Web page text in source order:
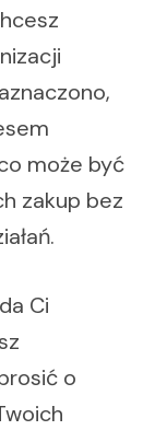
może być
zakup bez
Ci
o